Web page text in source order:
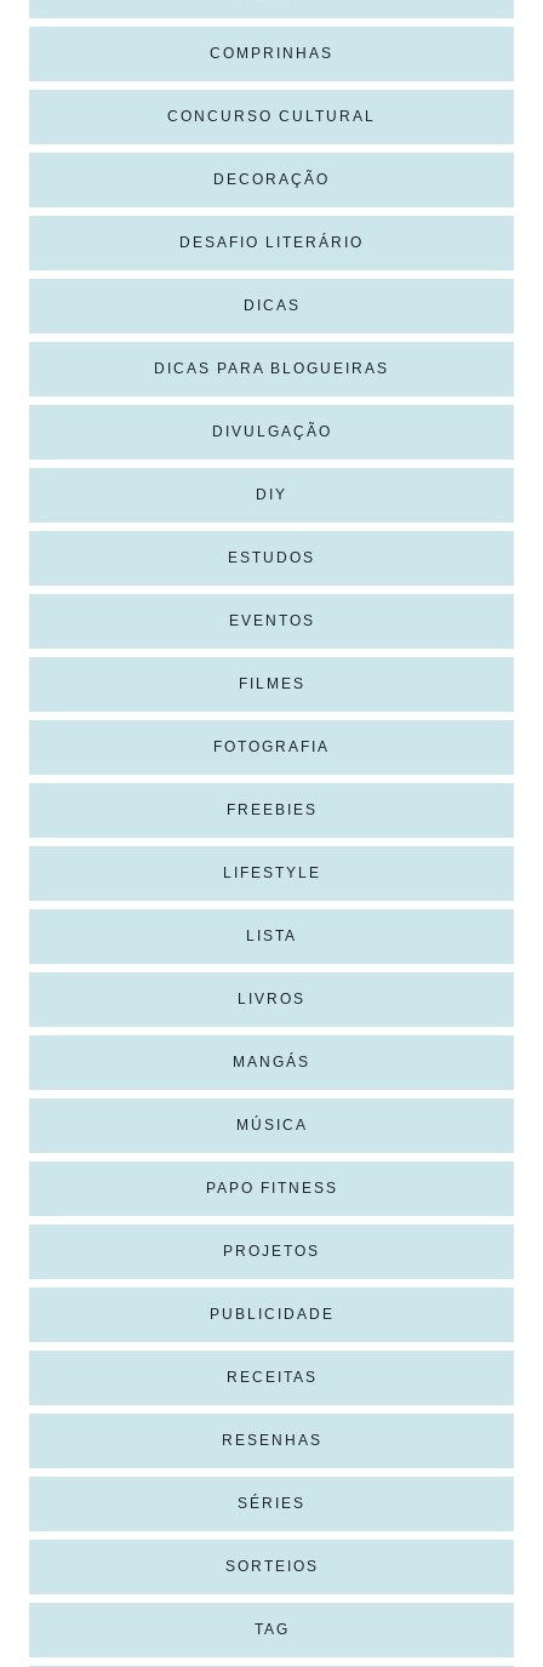
COMPRINHAS
CONCURSO CULTURAL
DECORAÇÃO
DESAFIO LITERÁRIO
DICAS
DICAS PARA BLOGUEIRAS
DIVULGAÇÃO
DIY
ESTUDOS
EVENTOS
FILMES
FOTOGRAFIA
FREEBIES
LIFESTYLE
LISTA
LIVROS
MANGÁS
MÚSICA
PAPO FITNESS
PROJETOS
PUBLICIDADE
RECEITAS
RESENHAS
SÉRIES
SORTEIOS
TAG